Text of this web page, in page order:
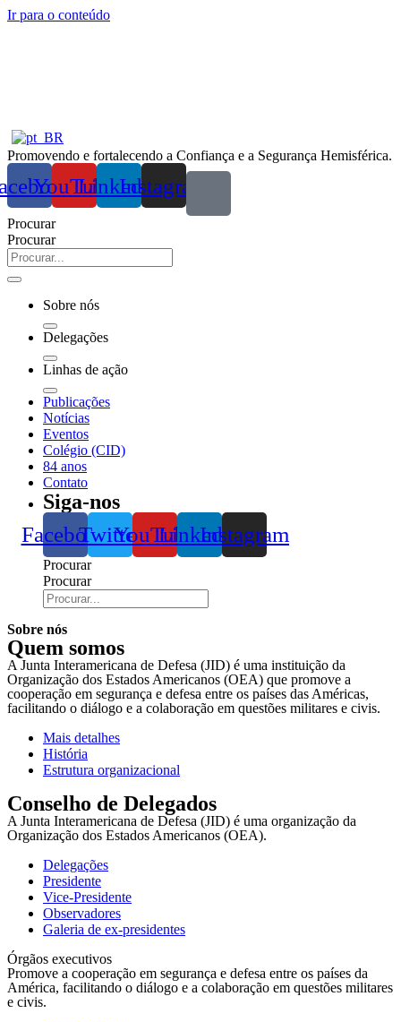
Ir para o conteúdo
Promovendo e fortalecendo a Confiança e a Segurança Hemisférica.
YouTubeLinkedin
Instagram
Procurar
Procurar
Sobre nós
Delegações
Linhas de ação
Publicações
Notícias
Eventos
Colégio (CID)
84 anos
Contato
Siga-nos
FacebookTwitterYouTubeLinkedinInstagram
Procurar
Procurar
Sobre nós
Quem somos
A Junta Interamericana de Defesa (JID) é uma instituição da
Organização dos Estados Americanos (OEA) que promove a
cooperação em segurança e defesa entre os países das Américas,
facilitando o diálogo e a colaboração em questões militares e civis.
Mais detalhes
História
Estrutura organizacional
Conselho de Delegados
A Junta Interamericana de Defesa (JID) é uma organização da
Organização dos Estados Americanos (OEA).
Delegações
Presidente
Vice-Presidente
Observadores
Galeria de ex-presidentes
Órgãos executivos
Promove a cooperação em segurança e defesa entre os países da
América, facilitando o diálogo e a colaboração em questões militares
e civis.